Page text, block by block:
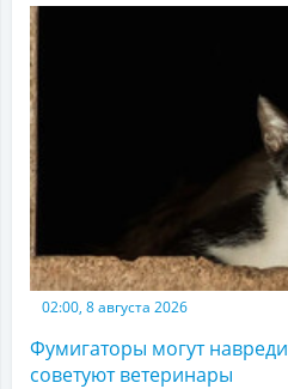
02:00, 8 августа 2026
Фумигаторы могут
советуют ветеринары